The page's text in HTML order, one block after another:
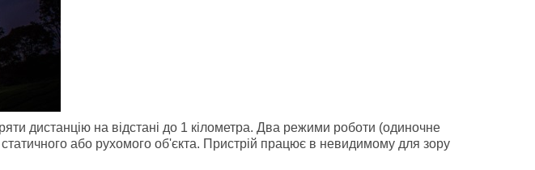
дистанцію на відстані до 1 кілометра. Два режими роботи (одиночне
або рухомого об'єкта. Пристрій працює в невидимому для зору